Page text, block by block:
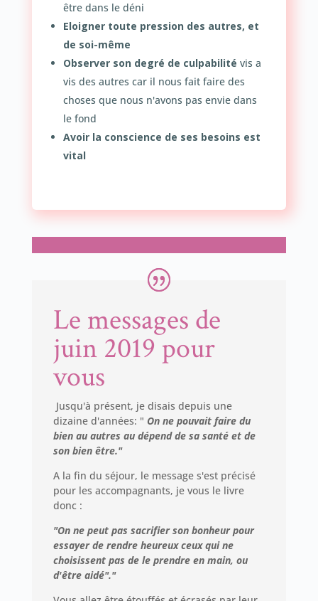
être dans le déni
Eloigner toute pression des autres, et
de soi-même
Observer son degré de culpabilité vis a
vis des autres car il nous fait faire des
choses que nous n'avons pas envie dans
le fond
Avoir la conscience de ses besoins est
vital
Le messages de
juin 2019 pour
vous
Jusqu'à présent, je disais depuis une
dizaine d'années: " On ne pouvait faire du
bien au autres au dépend de sa santé et de
son bien être."
A la fin du séjour, le message s'est précisé
pour les accompagnants, je vous le livre
donc :
"On ne peut pas sacrifier son bonheur pour
essayer de rendre heureux ceux qui ne
choisissent pas de le prendre en main, ou
d'être aidé"."